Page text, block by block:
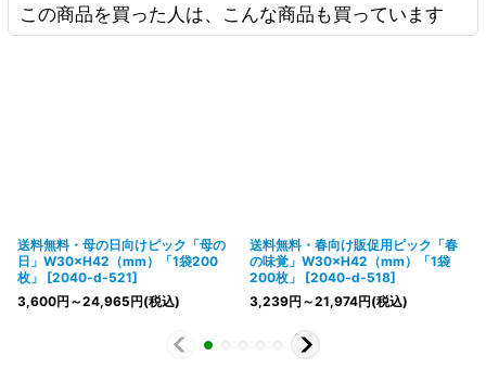
この商品を買った人は、こんな商品も買っています
送料無料・母の日向けピック「母の
日」W30×H42（mm）「1袋200
枚」
[2040-d-521]
3,600円 ～24,965円(税込)
送料無料・春向け販促用ピック「春
の味覚」W30×H42（mm）「1袋
200枚」
[2040-d-518]
3,239円 ～21,974円(税込)